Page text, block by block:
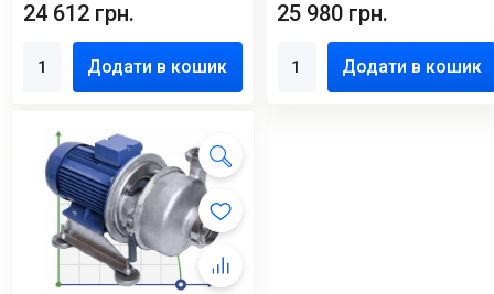
24 612 грн.
Додати в кошик
25 980 грн.
Додати в кошик